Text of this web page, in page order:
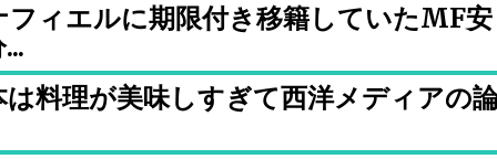
ィエルに期限付き移籍していたMF安
料理が美味しすぎて西洋メディアの